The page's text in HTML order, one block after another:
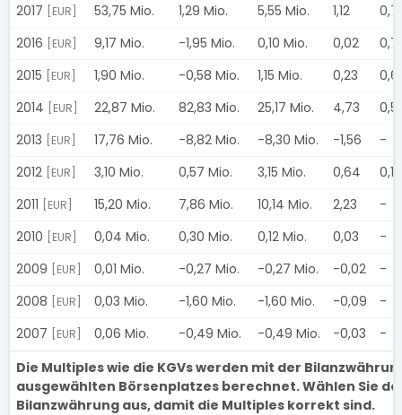
2017
[EUR] 53,75 Mio. 1,29 Mio. 5,55 Mio. 1,12
2016
[EUR] 9,17 Mio. -1,95 Mio. 0,10 Mio. 0,02
2015
[EUR] 1,90 Mio. -0,58 Mio. 1,15 Mio. 0,23
2014
[EUR] 22,87 Mio. 82,83 Mio. 25,17 Mio. 4,73
2013
[EUR] 17,76 Mio. -8,82 Mio. -8,30 Mio. -1,56
-
2012
[EUR] 3,10 Mio. 0,57 Mio. 3,15 Mio. 0,64
2011
[EUR] 15,20 Mio. 7,86 Mio. 10,14 Mio. 2,23
-
2010
[EUR] 0,04 Mio. 0,30 Mio. 0,12 Mio. 0,03
-
2009
[EUR] 0,01 Mio. -0,27 Mio. -0,27 Mio. -0,02
-
2008
[EUR] 0,03 Mio. -1,60 Mio. -1,60 Mio. -0,09
-
2007
[EUR] 0,06 Mio. -0,49 Mio. -0,49 Mio. -0,03
-
Die Multiples wie die KGVs werden mit der
ausgewählten Börsenplatzes berechnet. Wählen Sie
Bilanzwährung aus, damit die Multiples korrekt sind.